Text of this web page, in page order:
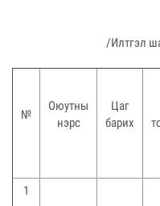
/Илтгэл
№
Оюутны
нэрс
Цаг
барих
1